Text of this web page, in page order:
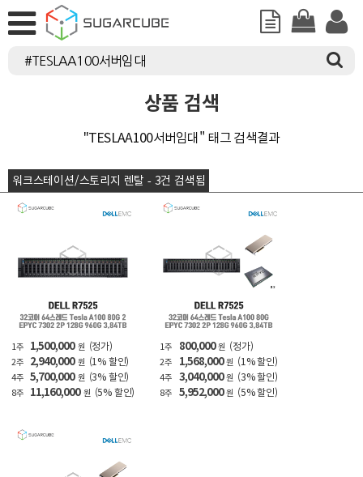
상품 검색
"TESLAA100서버임대" 태그 검색결과
워크스테이션/스토리지 렌탈 - 3건 검색됨
1주 1,500,000 원 (정가)
2주 2,940,000 원 (1% 할인)
4주 5,700,000 원 (3% 할인)
8주 11,160,000 원 (5% 할인)
1주 800,000 원 (정가)
2주 1,568,000 원 (1% 할인)
4주 3,040,000 원 (3% 할인)
8주 5,952,000 원 (5% 할인)